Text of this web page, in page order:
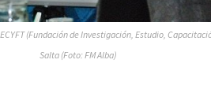
(Fundación de Investigación, Estudio,
Salta (Foto: FM Alba)